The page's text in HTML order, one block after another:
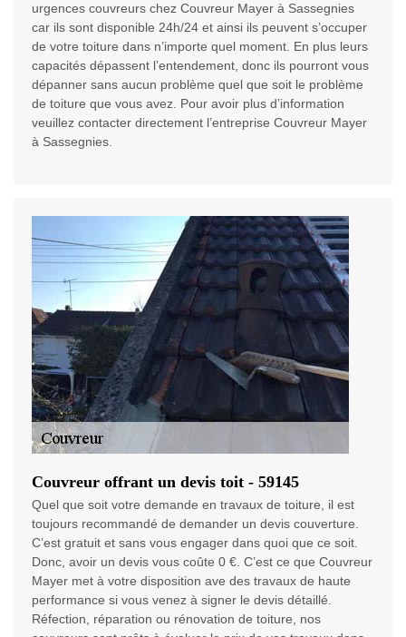
urgences couvreurs chez Couvreur Mayer à Sassegnies
car ils sont disponible 24h/24 et ainsi ils peuvent s’occuper
de votre toiture dans n’importe quel moment. En plus leurs
capacités dépassent l’entendement, donc ils pourront vous
dépanner sans aucun problème quel que soit le problème
de toiture que vous avez. Pour avoir plus d’information
veuillez contacter directement l’entreprise Couvreur Mayer
à Sassegnies.
Couvreur offrant un devis toit - 59145
Quel que soit votre demande en travaux de toiture, il est
toujours recommandé de demander un devis couverture.
C’est gratuit et sans vous engager dans quoi que ce soit.
Donc, avoir un devis vous coûte 0 €. C’est ce que Couvreur
Mayer met à votre disposition ave des travaux de haute
performance si vous venez à signer le devis détaillé.
Réfection, réparation ou rénovation de toiture, nos